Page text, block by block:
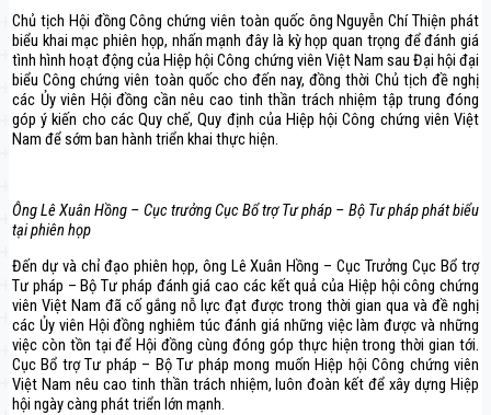
Chủ tịch Hội đồng Công chứng viên toàn quốc ông Nguyễn Chí Thiện phát
biểu khai mạc phiên họp, nhấn mạnh đây là kỳ họp quan trọng để đánh giá
tình hình hoạt động của Hiệp hội Công chứng viên Việt Nam sau Đại hội đại
biểu Công chứng viên toàn quốc cho đến nay, đồng thời Chủ tịch đề nghị
các Ủy viên Hội đồng cần nêu cao tinh thần trách nhiệm tập trung đóng
góp ý kiến cho các Quy chế, Quy định của Hiệp hội Công chứng viên Việt
Nam để sớm ban hành triển khai thực hiện.
Ông Lê Xuân Hồng – Cục trưởng Cục Bổ trợ Tư pháp – Bộ Tư pháp phát biểu
tại phiên họp
Đến dự và chỉ đạo phiên họp, ông Lê Xuân Hồng – Cục Trưởng Cục Bổ trợ
Tư pháp – Bộ Tư pháp đánh giá cao các kết quả của Hiệp hội công chứng
viên Việt Nam đã cố gắng nỗ lực đạt được trong thời gian qua và đề nghị
các Ủy viên Hội đồng nghiêm túc đánh giá những việc làm được và những
việc còn tồn tại để Hội đồng cùng đóng góp thực hiện trong thời gian tới.
Cục Bổ trợ Tư pháp – Bộ Tư pháp mong muốn Hiệp hội Công chứng viên
Việt Nam nêu cao tinh thần trách nhiệm, luôn đoàn kết để xây dựng Hiệp
hội ngày càng phát triển lớn mạnh.